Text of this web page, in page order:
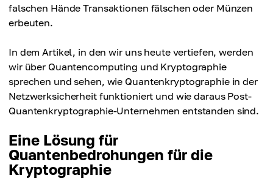
falschen Hände Transaktionen fälschen oder Münzen
erbeuten.
In dem Artikel, in den wir uns heute vertiefen, werden
wir über Quantencomputing und Kryptographie
sprechen und sehen, wie Quantenkryptographie in der
Netzwerksicherheit funktioniert und wie daraus Post-
Quantenkryptographie-Unternehmen entstanden sind.
Eine Lösung für
Quantenbedrohungen für die
Kryptographie